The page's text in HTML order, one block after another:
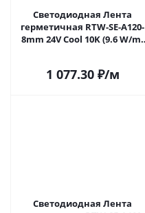
Светодиодная Лента
герметичная RTW-SE-A120-
8mm 24V Cool 10K (9.6 W/m,
Саратове
1 077.30₽/м
Светодиодная Лента